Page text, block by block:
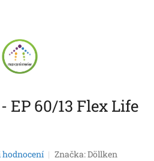
EP 60/13 Flex Life
Značka:Döllken